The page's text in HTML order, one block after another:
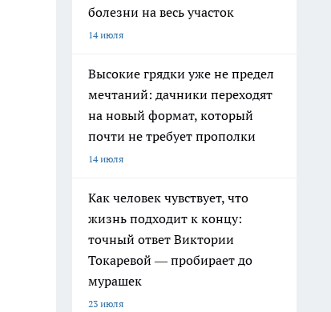
болезни на весь участок
14 июля
Высокие грядки уже не предел
мечтаний: дачники переходят
на новый формат, который
почти не требует прополки
14 июля
Как человек чувствует, что
жизнь подходит к концу:
точный ответ Виктории
Токаревой — пробирает до
мурашек
23 июля